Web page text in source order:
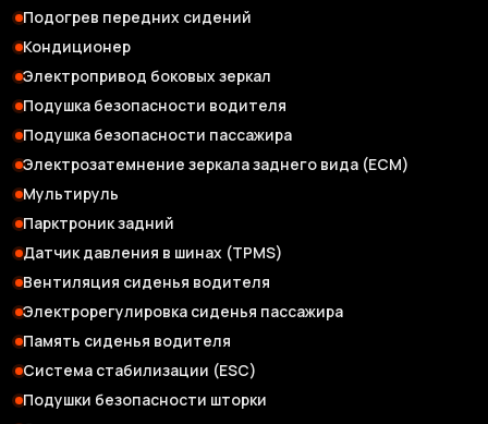
Подогрев передних сидений
Кондиционер
Электропривод боковых зеркал
Подушка безопасности водителя
Подушка безопасности пассажира
Электрозатемнение зеркала заднего вида (ЕСМ)
Мультируль
Парктроник задний
Датчик давления в шинах (TPMS)
Вентиляция сиденья водителя
Электрорегулировка сиденья пассажира
Память сиденья водителя
Система стабилизации (ESC)
Подушки безопасности шторки